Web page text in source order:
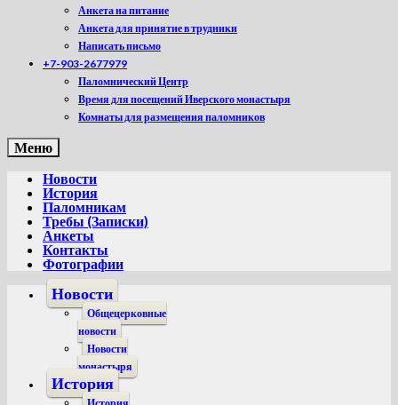
Анкета на питание
Анкета для принятие в трудники
Написать письмо
+7-903-2677979
Паломнический Центр
Время для посещений Иверского монастыря
Комнаты для размещения паломников
Меню
Новости
История
Паломникам
Требы (Записки)
Анкеты
Контакты
Фотографии
Новости
Общецерковные
новости
Новости
монастыря
История